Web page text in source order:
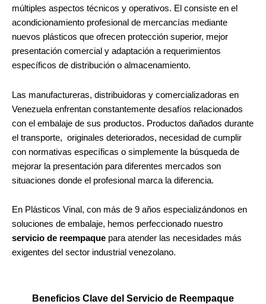
múltiples aspectos técnicos y operativos. El consiste en el
acondicionamiento profesional de mercancías mediante
nuevos plásticos que ofrecen protección superior, mejor
presentación comercial y adaptación a requerimientos
específicos de distribución o almacenamiento.
Las manufactureras, distribuidoras y comercializadoras en
Venezuela enfrentan constantemente desafíos relacionados
con el embalaje de sus productos. Productos dañados durante
el transporte, originales deteriorados, necesidad de cumplir
con normativas específicas o simplemente la búsqueda de
mejorar la presentación para diferentes mercados son
situaciones donde el profesional marca la diferencia.
En Plásticos Vinal, con más de 9 años especializándonos en
soluciones de embalaje, hemos perfeccionado nuestro
servicio de reempaque para atender las necesidades más
exigentes del sector industrial venezolano.
Beneficios Clave del Servicio de Reempaque